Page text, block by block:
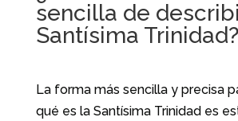
sencilla de
Santísima Trinidad?
La forma más sencilla y precisa
qué es la Santísima Trinidad es